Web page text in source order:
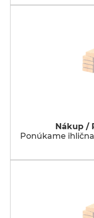
Nákup /
Ponúkame